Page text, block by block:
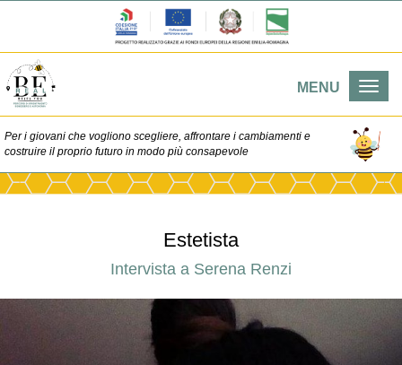
MENU
Per i giovani che vogliono scegliere, affrontare i cambiamenti e
costruire il proprio futuro in modo più consapevole
Estetista
Intervista a Serena Renzi